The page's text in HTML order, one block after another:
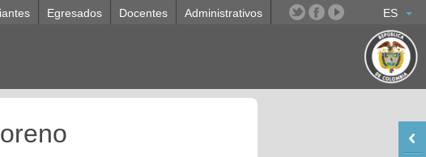
ES
Egresados Docentes Administrativos